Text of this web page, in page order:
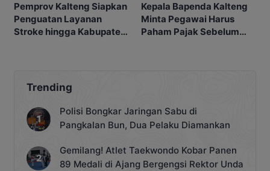
Pemprov Kalteng Siapkan
Penguatan Layanan
Stroke hingga Kabupaten
Kepala Bapenda Kalteng
Minta Pegawai Harus
Paham Pajak Sebelum
Trending
Polisi Bongkar Jaringan Sabu di
Pangkalan Bun, Dua Pelaku Diamankan
Gemilang! Atlet Taekwondo Kobar Panen
89 Medali di Ajang Bergengsi Rektor Unda